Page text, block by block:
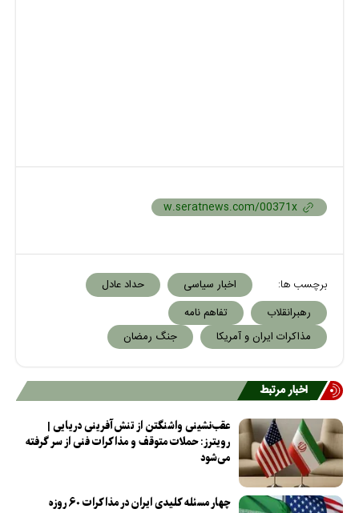
برچسب ها: اخبار سیاسی
حداد عادل
رهبرانقلاب
تفاهم نامه
مذاکرات ایران و آمریکا
جنگ رمضان
اخبار مرتبط
عقب‌نشینی واشنگتن از تنش‌آفرینی دریایی |
رویترز: حملات متوقف و مذاکرات فنی از سر گرفته
می‌شود
چهار مسئله کلیدی ایران در مذاکرات ۶۰ روزه